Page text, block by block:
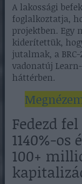
A lakossági
foglalkoztatja,
projektben. Egy
kiderítettük,
jutalmak, a
vadonatúj
háttérben.
Fedezd
1140%-os
100+